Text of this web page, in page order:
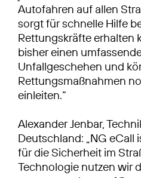
Autofahren auf allen
sorgt für schnelle Hilfe
Rettungskräfte erhalten
bisher einen
Unfallgeschehen und
Rettungsmaßnahmen
einleiten.“
Alexander Jenbar,
Deutschland: „NG
für die Sicherheit im
Technologie nutzen wir